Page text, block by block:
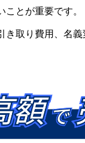
ことが重要です。
き取り費用、名